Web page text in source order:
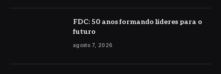
FDC: 50 anos formando líderes para o
futuro
agosto 7, 2026